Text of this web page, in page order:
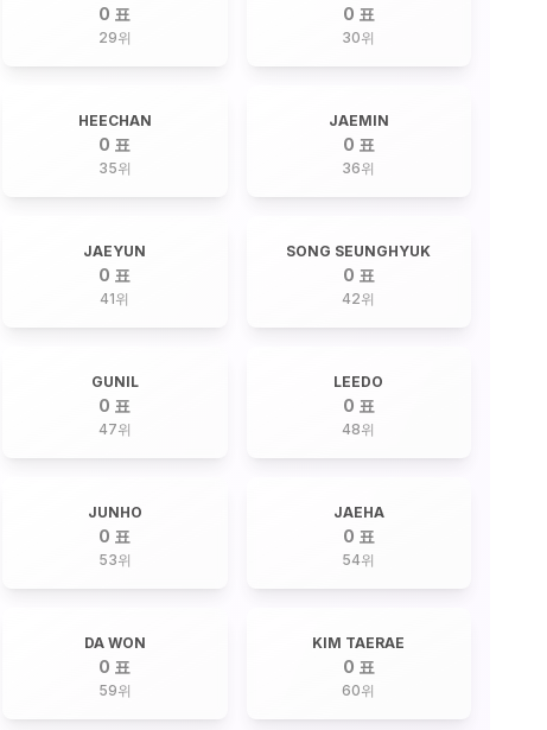
0 표
29위
0 표
30위
HEECHAN
0 표
35위
JAEMIN
0 표
36위
JAEYUN
0 표
41위
SONG SEUNGHYUK
0 표
42위
GUNIL
0 표
47위
LEEDO
0 표
48위
JUNHO
0 표
53위
JAEHA
0 표
54위
DA WON
0 표
59위
KIM TAERAE
0 표
60위